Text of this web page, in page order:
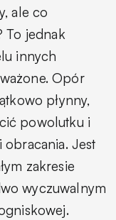
ale co
To jednak
innych
Opór
płynny,
powolutku i
Jest
zakresie
wyczuwalnym